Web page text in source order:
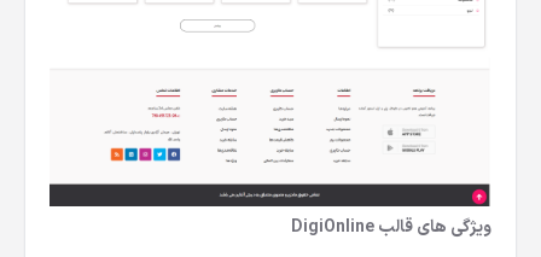
ویژگی های قالب DigiOnline